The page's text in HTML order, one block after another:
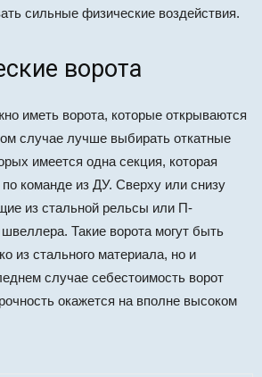
сильные физические воздействия.
ворота
иметь ворота, которые открываются
случае лучше выбирать откатные
имеется одна секция, которая
команде из ДУ. Сверху или снизу
из стальной рельсы или П-
швеллера. Такие ворота могут быть
из стального материала, но и
случае себестоимость ворот
окажется на вполне высоком